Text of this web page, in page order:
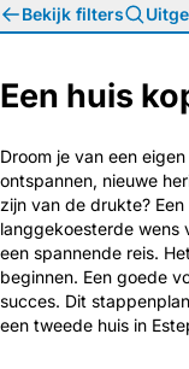
Bekijk filters
Een huis
Droom je van een
ontspannen, nieuwe
zijn van de drukte?
langgekoesterde wens
een spannende reis.
beginnen. Een goede
succes. Dit
een tweede huis in